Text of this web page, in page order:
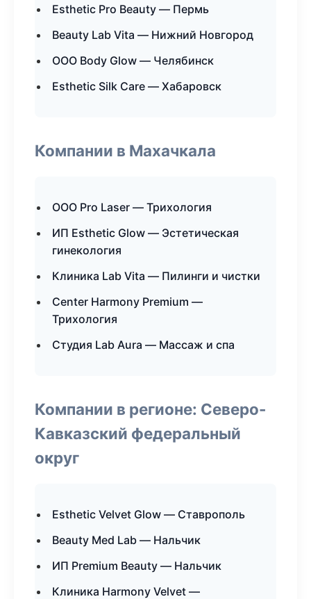
Esthetic Pro Beauty — Пермь
Beauty Lab Vita — Нижний Новгород
ООО Body Glow — Челябинск
Esthetic Silk Care — Хабаровск
Компании в Махачкала
ООО Pro Laser — Трихология
ИП Esthetic Glow — Эстетическая
гинекология
Клиника Lab Vita — Пилинги и чистки
Center Harmony Premium —
Трихология
Студия Lab Aura — Массаж и спа
Компании в регионе: Северо-
Кавказский федеральный
округ
Esthetic Velvet Glow — Ставрополь
Beauty Med Lab — Нальчик
ИП Premium Beauty — Нальчик
Клиника Harmony Velvet —